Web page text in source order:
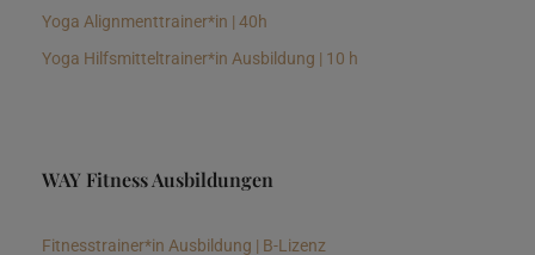
Yoga Alignmenttrainer*in | 40h
Yoga Hilfsmitteltrainer*in Ausbildung | 10 h
WAY Fitness Ausbildungen
Fitnesstrainer*in Ausbildung | B-Lizenz